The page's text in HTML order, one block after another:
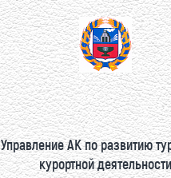
Управление АК по развитию
курортной деятельности